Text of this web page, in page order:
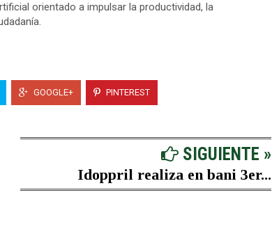
orientado a impulsar la productividad, la
GOOGLE+ PINTEREST
SIGUIENTE »
Idoppril realiza en bani 3er...